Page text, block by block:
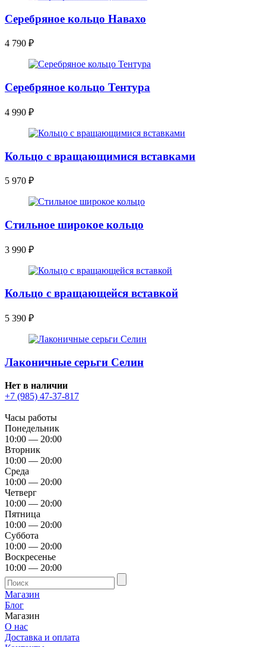
Серебряное кольцо Навахо
4 790 ₽
Серебряное кольцо Тентура
4 990 ₽
Кольцо с вращающимися вставками
5 970 ₽
Стильное широкое кольцо
3 990 ₽
Кольцо с вращающейся вставкой
5 390 ₽
Лаконичные серьги Селин
Нет в наличии
+7 (985) 47-37-817
Часы работы
Понедельник
10:00 — 20:00
Вторник
10:00 — 20:00
Среда
10:00 — 20:00
Четверг
10:00 — 20:00
Пятница
10:00 — 20:00
Суббота
10:00 — 20:00
Воскресенье
10:00 — 20:00
Магазин
Блог
Магазин
О нас
Доставка и оплата